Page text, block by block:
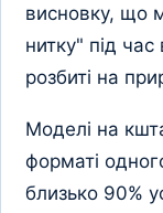
висновку, що
нитку" під
розбиті на
Моделі на
форматі
близько 90%